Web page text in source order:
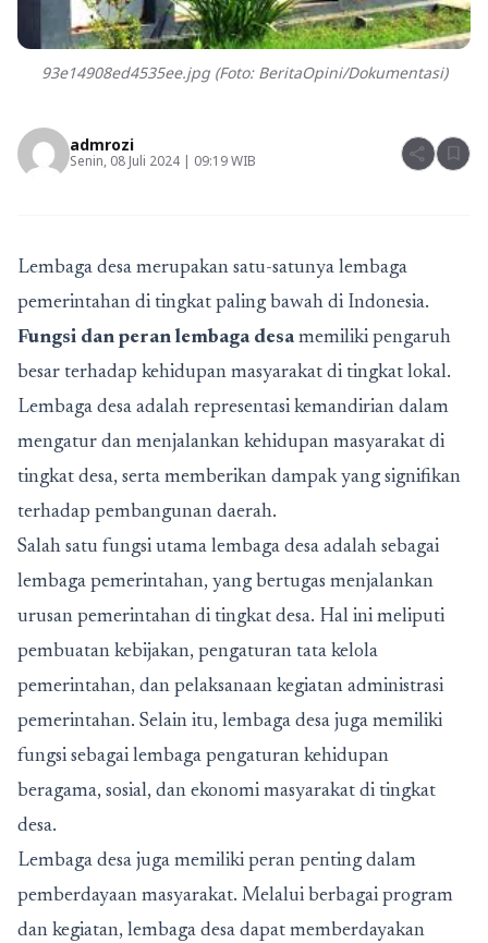
93e14908ed4535ee.jpg (Foto: BeritaOpini/Dokumentasi)
admrozi
Senin, 08 Juli 2024 | 09:19 WIB share bookmark
Lembaga desa merupakan satu-satunya lembaga
pemerintahan di tingkat paling bawah di Indonesia.
Fungsi dan peran lembaga desamemiliki pengaruh
besar terhadap kehidupan masyarakat di tingkat lokal.
Lembaga desa adalah representasi kemandirian dalam
mengatur dan menjalankan kehidupan masyarakat di
tingkat desa, serta memberikan dampak yang signifikan
terhadap pembangunan daerah.
Salah satu fungsi utama lembaga desa adalah sebagai
lembaga pemerintahan, yang bertugas menjalankan
urusan pemerintahan di tingkat desa. Hal ini meliputi
pembuatan kebijakan, pengaturan tata kelola
pemerintahan, dan pelaksanaan kegiatan administrasi
pemerintahan. Selain itu, lembaga desa juga memiliki
fungsi sebagai lembaga pengaturan kehidupan
beragama, sosial, dan ekonomi masyarakat di tingkat
desa.
Lembaga desa juga memiliki peran penting dalam
pemberdayaan masyarakat. Melalui berbagai program
dan kegiatan, lembaga desa dapat memberdayakan